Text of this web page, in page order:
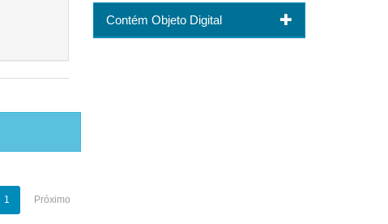
1 Próximo
Contém Objeto Digital